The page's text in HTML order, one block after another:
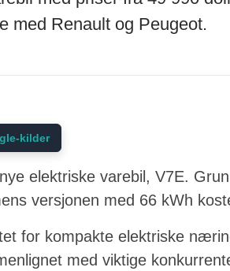
med Renault og Peugeot.
kilder
elektriske varebil, V7E.
versjonen med 66 kWh
for kompakte elektriske
med viktige